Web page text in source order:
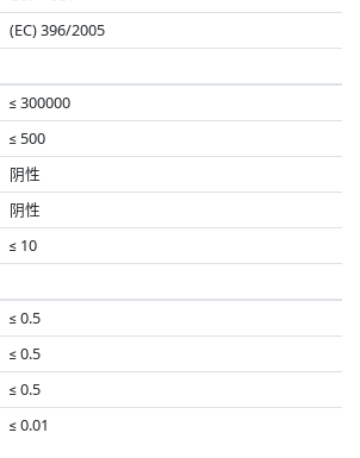
(EC) 396/2005
≤ 300000
≤ 500
阴性
阴性
≤ 10
≤ 0.5
≤ 0.5
≤ 0.5
≤ 0.01